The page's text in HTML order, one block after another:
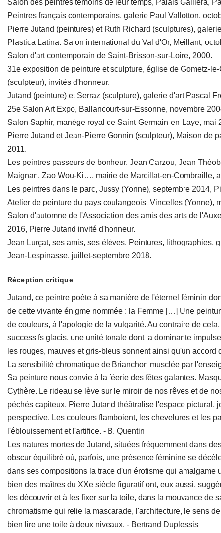
Salon des peintres témoins de leur temps, Palais Galliera,
Peintres français contemporains, galerie Paul Vallotton,
Pierre Jutand (peintures) et Ruth Richard (sculptures),
Plastica Latina. Salon international du Val d'Or, Meillant,
Salon d'art contemporain de Saint-Brisson-sur-Loire, 2000.
31e exposition de peinture et sculpture, église de Gometz-
(sculpteur), invités d'honneur.
Jutand (peinture) et Serraz (sculpture), galerie d'art Pascal
25e Salon Art Expo, Ballancourt-sur-Essonne, novembre
Salon Saphir, manège royal de Saint-Germain-en-Laye, mai
Pierre Jutand et Jean-Pierre Gonnin (sculpteur), Maison de
2011.
Les peintres passeurs de bonheur. Jean Carzou, Jean
Maignan, Zao Wou-Ki…, mairie de Marcillat-en-Combraille,
Les peintres dans le parc, Jussy (Yonne), septembre 2014,
Atelier de peinture du pays coulangeois, Vincelles (Yonne),
Salon d'automne de l'Association des amis des arts de
2016, Pierre Jutand invité d'honneur.
Jean Lurçat, ses amis, ses élèves. Peintures, lithographies,
Jean-Lespinasse, juillet-septembre 2018.
Réception critique
Jutand, ce peintre poète à sa manière de l'éternel féminin
de cette vivante énigme nommée : la Femme […] Une
de couleurs, à l'apologie de la vulgarité. Au contraire de
successifs glacis, une unité tonale dont la dominante
les rouges, mauves et gris-bleus sonnent ainsi qu'un accord
La sensibilité chromatique de Brianchon musclée par
Sa peinture nous convie à la féerie des fêtes galantes.
Cythère. Le rideau se lève sur le miroir de nos rêves et de
péchés capiteux, Pierre Jutand théâtralise l'espace pictural,
perspective. Les couleurs flamboient, les chevelures et les
l'éblouissement et l'artifice. - B. Quentin
Les natures mortes de Jutand, situées fréquemment dans
obscur équilibré où, parfois, une présence féminine se
dans ses compositions la trace d'un érotisme qui amalgame
bien des maîtres du XXe siècle figuratif ont, eux aussi,
les découvrir et à les fixer sur la toile, dans la mouvance de
chromatisme qui relie la mascarade, l'architecture, le sens
bien lire une toile à deux niveaux. - Bertrand Duplessis